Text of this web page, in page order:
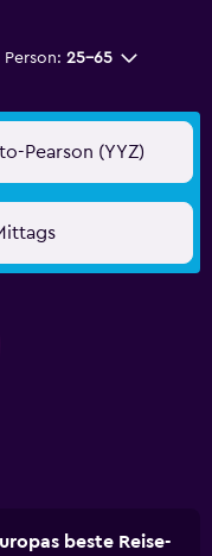
25-65
Pearson (YYZ)
beste Reise-